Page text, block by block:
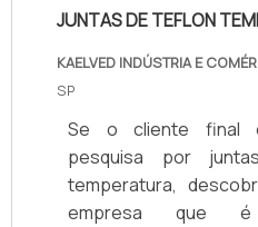
JUNTAS DE TEFLON
KAELVED INDÚSTRIA E
SP
Se o cliente final
pesquisa por
temperatura,
empresa que é